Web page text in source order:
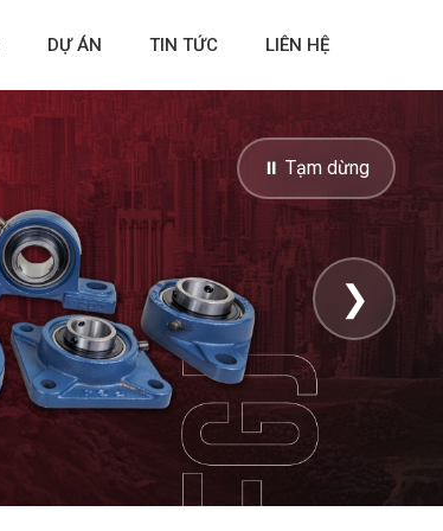
DỰ ÁN TIN TỨC LIÊN HỆ
❯
⏸ Tạm dừng